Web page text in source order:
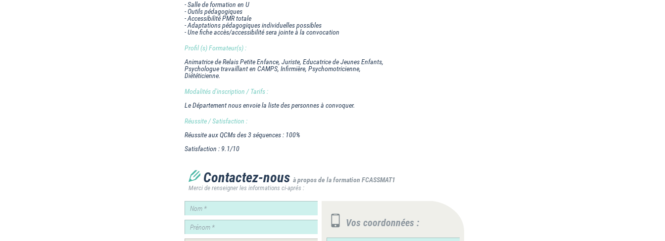
- Salle de formation en U
- Outils pédagogiques
- Accessibilité PMR totale
- Adaptations pédagogiques individuelles possibles
- Une fiche accès/accessibilité sera jointe à la convocation
Profil (s) Formateur(s) :
Animatrice de Relais Petite Enfance, Juriste, Educatrice de Jeunes Enfants,
Psychologue travaillant en CAMPS, Infirmière, Psychomotricienne,
Diététicienne.
Modalités d'inscription / Tarifs :
Le Département nous envoie la liste des personnes à convoquer.
Réussite / Satisfaction :
Réussite aux QCMs des 3 séquences : 100%
Satisfaction : 9.1/10
Contactez-nous à propos de la formation FCASSMAT1
Merci de renseigner les informations ci-aprés :
Vos coordonnées :